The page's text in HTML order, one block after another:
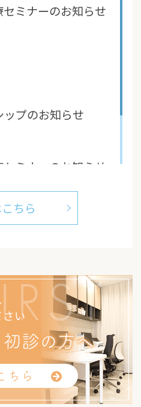
ミナーのお知らせ
プのお知らせ
ミナーのお知らせ
ミナーのお知らせ
ちら
い
診の方へ
ちら